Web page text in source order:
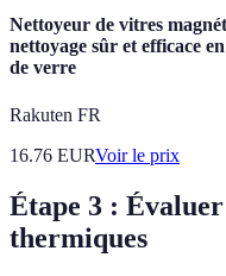
Nettoyeur de vitres
nettoyage sûr et efficace
de verre
Rakuten FR
16.76 EURVoir le prix
Étape 3 :
thermiques